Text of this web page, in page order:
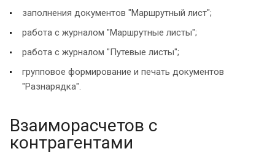
заполнения документов "Маршрутный лист";
работа с журналом "Маршрутные листы";
работа с журналом "Путевые листы";
групповое формирование и печать документов
"Разнарядка".
Взаиморасчетов с
контрагентами